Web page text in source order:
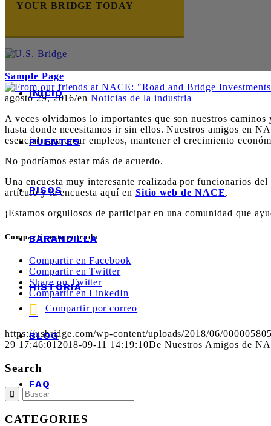
YOUR BRIDGE TODAY
INICIO
PUENTES
PISOS
BARANDILLA
HISTORIA
BLOG
FAQ
Sample Page
agosto 29, 2016/enNoticias de la industria
A veces olvidamos lo importantes que son nuestros
hasta donde necesitamos ir sin ellos. Nuestros amigos en
esencial para crear empleos, mantener el crecimiento
No podríamos estar más de acuerdo.
Una encuesta muy interesante realizada por funcionarios
artículo y la encuesta aquí en Sitio web de NACE.
¡Estamos orgullosos de participar en una comunidad que
Compartir esta entrada
Compartir en Facebook
Compartir en Twitter
Share on Twitter
Compartir en LinkedIn
Compartir por correo
https://usbridge.com/wp-content/uploads/2018/06/
29 17:46:01 2018-09-11 14:19:10De Nuestros Amigos de
Search
CATEGORIES